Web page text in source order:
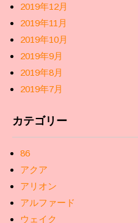
2019年12月
2019年11月
2019年10月
2019年9月
2019年8月
2019年7月
カテゴリー
86
アクア
アリオン
アルファード
ウェイク